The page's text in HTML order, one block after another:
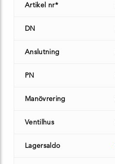
Artikel nr*
DN
Anslutning
PN
Manövrering
Ventilhus
Lagersaldo